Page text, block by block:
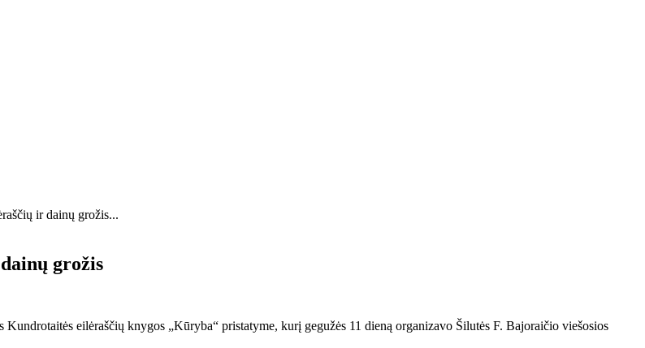
ir dainų grožis...
grožis
eilėraščių knygos „Kūryba“ pristatyme, kurį gegužės 11 dieną organizavo Šilutės F. Bajoraičio viešosios